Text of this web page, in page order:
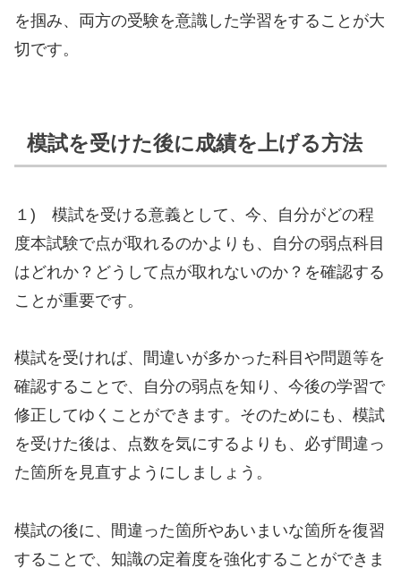
を掴み、両方の受験を意識した学習をすることが大
切です。
模試を受けた後に成績を上げる方法
１) 模試を受ける意義として、今、自分がどの程
度本試験で点が取れるのかよりも、自分の弱点科目
はどれか？どうして点が取れないのか？を確認する
ことが重要です。
模試を受ければ、間違いが多かった科目や問題等を
確認することで、自分の弱点を知り、今後の学習で
修正してゆくことができます。そのためにも、模試
を受けた後は、点数を気にするよりも、必ず間違っ
た箇所を見直すようにしましょう。
模試の後に、間違った箇所やあいまいな箇所を復習
することで、知識の定着度を強化することができま